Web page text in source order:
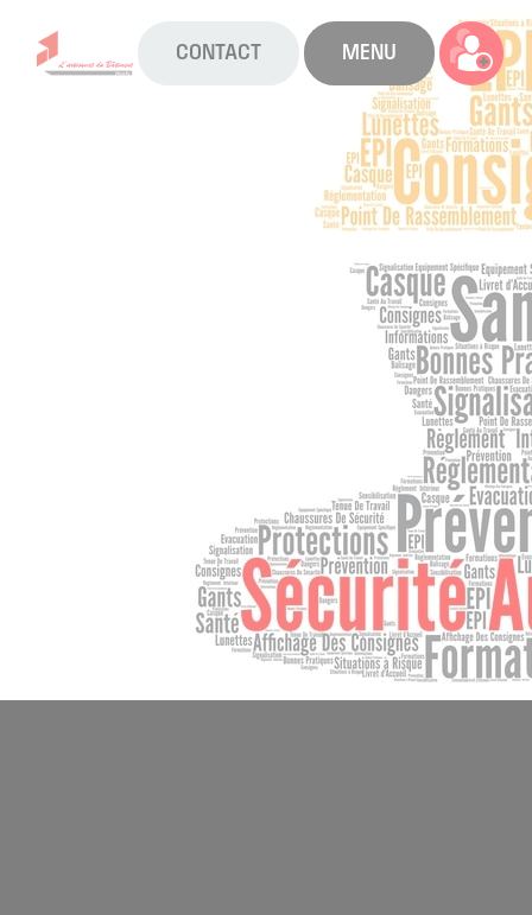
CONTACT MENU
Location de salles
Trouver un artisan
Devenir adhérent
Espace adhérent